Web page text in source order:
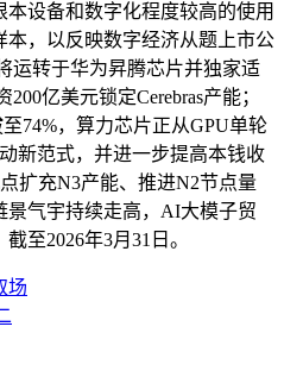
设备和数字化程度较高的使用
，以反映数字经济从题上市公
运转于华为昇腾芯片并独家适
亿美元锁定Cerebras产能；
74%，算力芯片正从GPU单轮
新范式，并进一步提高本钱收
扩充N3产能、推进N2节点量
景气宇持续走高，AI大模子贸
至2026年3月31日。
场